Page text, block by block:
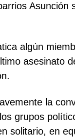
Asunción
algún
asesinato
la
grupos
solitario, en